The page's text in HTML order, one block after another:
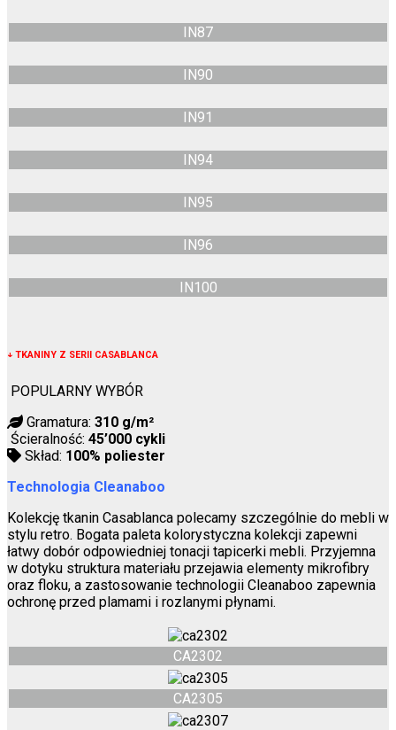
IN87
IN90
IN91
IN94
IN95
IN96
IN100
↓ TKANINY Z SERII CASABLANCA
POPULARNY WYBÓR
Gramatura: 310 g/m²
Ścieralność: 45’000 cykli
Skład: 100% poliester
Technologia Cleanaboo
Kolekcję tkanin Casablanca polecamy szczególnie do mebli w
stylu retro. Bogata paleta kolorystyczna kolekcji zapewni
łatwy dobór odpowiedniej tonacji tapicerki mebli. Przyjemna
w dotyku struktura materiału przejawia elementy mikrofibry
oraz floku, a zastosowanie technologii Cleanaboo zapewnia
ochronę przed plamami i rozlanymi płynami.
CA2302
CA2305